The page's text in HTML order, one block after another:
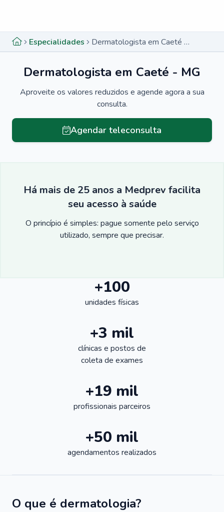
Especialidades Dermatologista em Caeté - MG
Dermatologista em Caeté - MG
Aproveite os valores reduzidos e agende agora a sua
consulta.
Agendar teleconsulta
Há mais de 25 anos a Medprev facilita
seu acesso à saúde
O princípio é simples: pague somente pelo serviço
utilizado, sempre que precisar.
+100
unidades físicas
+3 mil
clínicas e postos de
coleta de exames
+19 mil
profissionais parceiros
+50 mil
agendamentos realizados
O que é dermatologia?